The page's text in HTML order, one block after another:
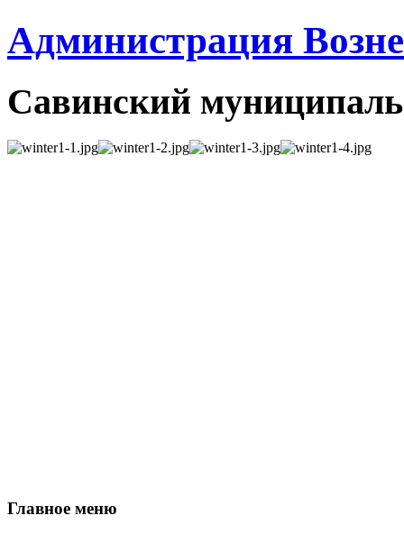
Администрация
Савинский
Главное меню